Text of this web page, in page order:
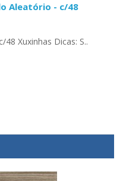
Aleatório - c/48
Xuxinhas Dicas: S..